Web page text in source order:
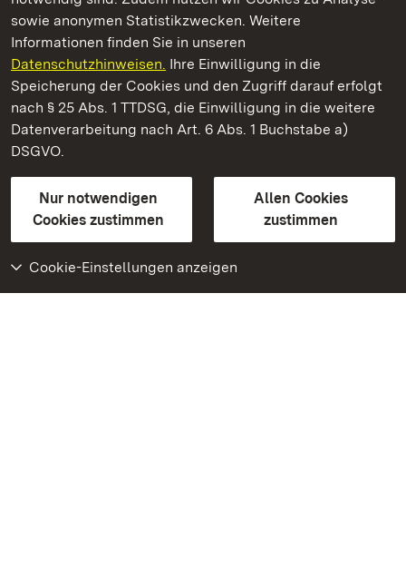
sowie anonymen Statistikzwecken. Weitere
Informationen finden Sie in unseren
Datenschutzhinweisen. Ihre Einwilligung in die
Speicherung der Cookies und den Zugriff darauf erfolgt
nach § 25 Abs. 1 TTDSG, die Einwilligung in die weitere
Datenverarbeitung nach Art. 6 Abs. 1 Buchstabe a)
DSGVO.
Nur notwendigen
Cookies zustimmen
Allen Cookies
zustimmen
Cookie-Einstellungen anzeigen
Staatliche Schlösser und Gärten Baden‑Württemberg
Staatliche Schlösser und Gärten Baden-Württemberg
Kontakt
GebärdenspracheLeichte Sprache
Erklärung zur Barrierefreiheit
BITV-konform (geprüfte Seiten)
Weiteres